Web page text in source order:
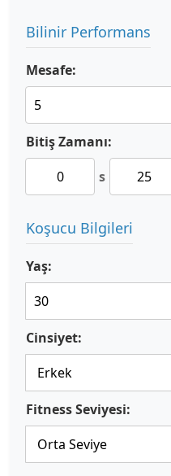
Bilinir Performans
Mesafe:
Bitiş Zamanı:
s
Koşucu Bilgileri
Yaş:
Cinsiyet:
Fitness Seviyesi: